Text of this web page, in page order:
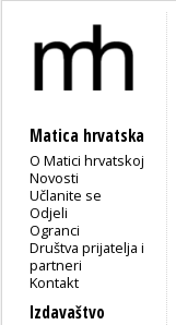
Matica hrvatska
O Matici hrvatskoj
Novosti
Učlanite se
Odjeli
Ogranci
Društva prijatelja i
partneri
Kontakt
Izdavaštvo